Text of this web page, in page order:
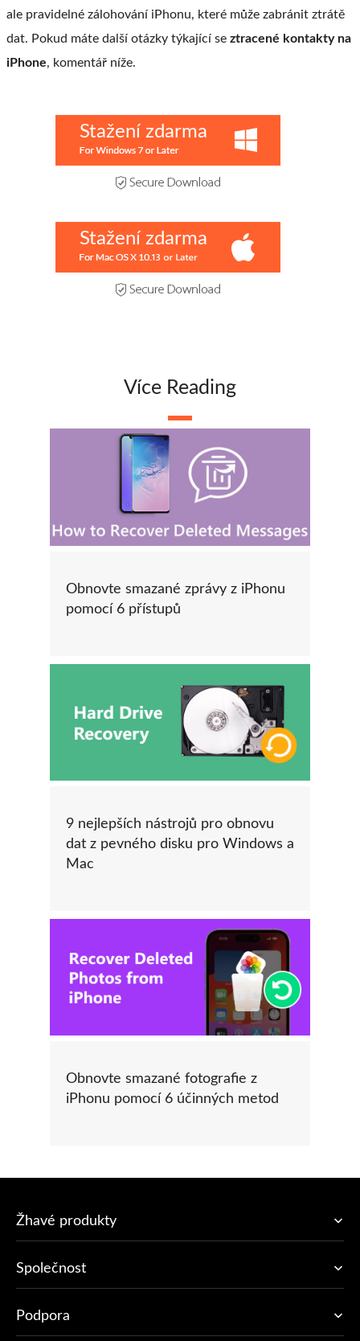
ale pravidelné zálohování iPhonu, které může zabránit ztrátě
dat. Pokud máte další otázky týkající se ztracené kontakty na
iPhone, komentář níže.
Stažení zdarma
Stažení zdarma
Více Reading
Obnovte smazané zprávy z iPhonu
pomocí 6 přístupů
9 nejlepších nástrojů pro obnovu
dat z pevného disku pro Windows a
Mac
Obnovte smazané fotografie z
iPhonu pomocí 6 účinných metod
Žhavé produkty
Společnost
Podpora